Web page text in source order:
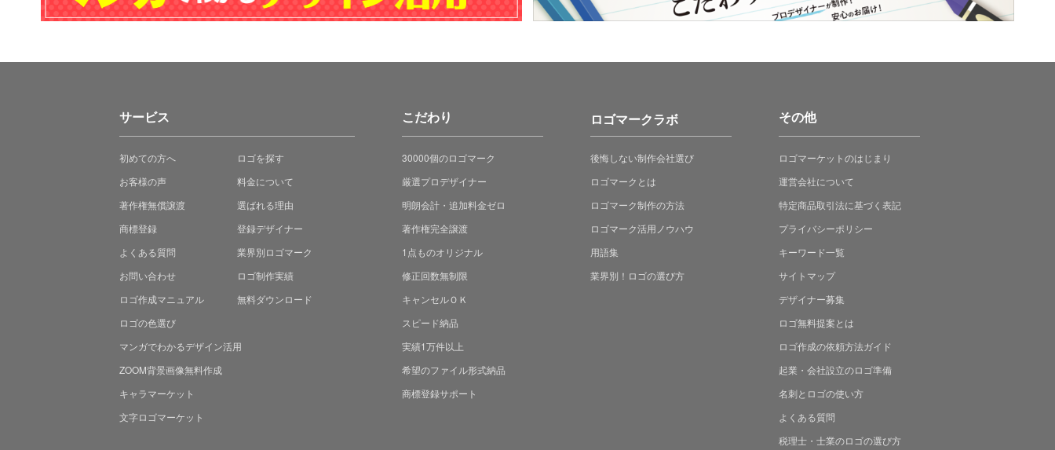
サービス
初めての方へ
ロゴを探す
お客様の声
料金について
著作権無償譲渡
選ばれる理由
商標登録
登録デザイナー
よくある質問
業界別ロゴマーク
お問い合わせ
ロゴ制作実績
ロゴ作成マニュアル
無料ダウンロード
ロゴの色選び
マンガでわかるデザイン活用
ZOOM背景画像無料作成
キャラマーケット
文字ロゴマーケット
こだわり
30000個のロゴマーク
厳選プロデザイナー
明朗会計・追加料金ゼロ
著作権完全譲渡
1点ものオリジナル
修正回数無制限
キャンセルＯＫ
スピード納品
実績1万件以上
希望のファイル形式納品
商標登録サポート
ロゴマークラボ
後悔しない制作会社選び
ロゴマークとは
ロゴマーク制作の方法
ロゴマーク活用ノウハウ
用語集
業界別！ロゴの選び方
その他
ロゴマーケットのはじまり
運営会社について
特定商品取引法に基づく表記
プライバシーポリシー
キーワード一覧
サイトマップ
デザイナー募集
ロゴ無料提案とは
ロゴ作成の依頼方法ガイド
起業・会社設立のロゴ準備
名刺とロゴの使い方
よくある質問
税理士・士業のロゴの選び方